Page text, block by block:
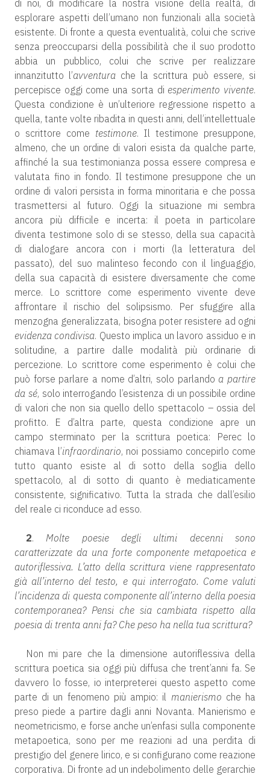
di noi, di modificare la nostra visione della realtà, di
esplorare aspetti dell’umano non funzionali alla società
esistente. Di fronte a questa eventualità, colui che scrive
senza preoccuparsi della possibilità che il suo prodotto
abbia un pubblico, colui che scrive per realizzare
innanzitutto l’avventura che la scrittura può essere, si
percepisce oggi come una sorta di esperimento vivente.
Questa condizione è un’ulteriore regressione rispetto a
quella, tante volte ribadita in questi anni, dell’intellettuale
o scrittore come testimone. Il testimone presuppone,
almeno, che un ordine di valori esista da qualche parte,
affinché la sua testimonianza possa essere compresa e
valutata fino in fondo. Il testimone presuppone che un
ordine di valori persista in forma minoritaria e che possa
trasmettersi al futuro. Oggi la situazione mi sembra
ancora più difficile e incerta: il poeta in particolare
diventa testimone solo di se stesso, della sua capacità
di dialogare ancora con i morti (la letteratura del
passato), del suo malinteso fecondo con il linguaggio,
della sua capacità di esistere diversamente che come
merce. Lo scrittore come esperimento vivente deve
affrontare il rischio del solipsismo. Per sfuggire alla
menzogna generalizzata, bisogna poter resistere ad ogni
evidenza condivisa. Questo implica un lavoro assiduo e in
solitudine, a partire dalle modalità più ordinarie di
percezione. Lo scrittore come esperimento è colui che
può forse parlare a nome d’altri, solo parlando a partire
da sé, solo interrogando l’esistenza di un possibile ordine
di valori che non sia quello dello spettacolo – ossia del
profitto. E d’altra parte, questa condizione apre un
campo sterminato per la scrittura poetica: Perec lo
chiamava l’infraordinario, noi possiamo concepirlo come
tutto quanto esiste al di sotto della soglia dello
spettacolo, al di sotto di quanto è mediaticamente
consistente, significativo. Tutta la strada che dall’esilio
del reale ci riconduce ad esso.
2.Molte poesie degli ultimi decenni sono
caratterizzate da una forte componente metapoetica e
autoriflessiva. L’atto della scrittura viene rappresentato
già all’interno del testo, e qui interrogato. Come valuti
l’incidenza di questa componente all’interno della poesia
contemporanea? Pensi che sia cambiata rispetto alla
poesia di trenta anni fa? Che peso ha nella tua scrittura?
Non mi pare che la dimensione autoriflessiva della
scrittura poetica sia oggi più diffusa che trent’anni fa. Se
davvero lo fosse, io interpreterei questo aspetto come
parte di un fenomeno più ampio: il manierismo che ha
preso piede a partire dagli anni Novanta. Manierismo e
neometricismo, e forse anche un’enfasi sulla componente
metapoetica, sono per me reazioni ad una perdita di
prestigio del genere lirico, e si configurano come reazione
corporativa. Di fronte ad un indebolimento delle gerarchie